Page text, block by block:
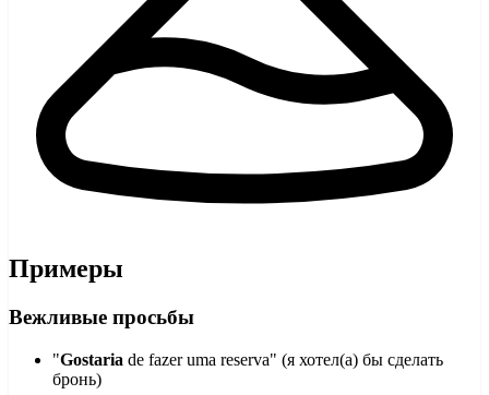
Примеры
Вежливые просьбы
"Gostaria de fazer uma reserva" (я хотел(а) бы сделать
бронь)